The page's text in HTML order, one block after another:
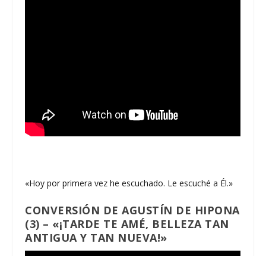
«Hoy por primera vez he escuchado. Le escuché a Él.»
CONVERSIÓN DE AGUSTÍN DE HIPONA
(3) – «¡TARDE TE AMÉ, BELLEZA TAN
ANTIGUA Y TAN NUEVA!»